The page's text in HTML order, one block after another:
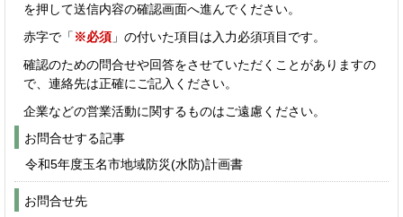
を押して送信内容の確認画面へ進んでください。
赤字で「 ※必須 」の付いた項目は入力必須項目です。
確認のための問合せや回答をさせていただくことがありますの
で、連絡先は正確にご記入ください。
企業などの営業活動に関するものはご遠慮ください。
お問合せする記事
令和5年度玉名市地域防災(水防)計画書
お問合せ先